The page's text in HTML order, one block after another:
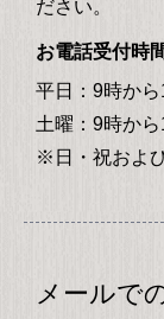
ださい。
お電話受付時
平日：9時か
土曜：9時か
※日・祝およ
メールで